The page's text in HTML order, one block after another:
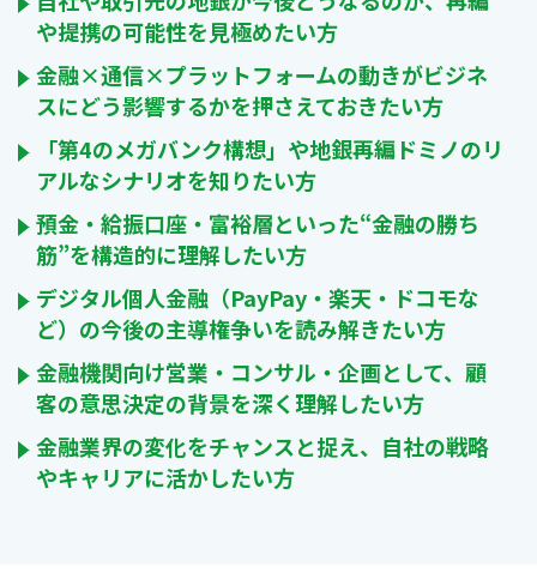
や提携の可能性を見極めたい方
金融×通信×プラットフォームの動きがビジネ
スにどう影響するかを押さえておきたい方
「第4のメガバンク構想」や地銀再編ドミノのリ
アルなシナリオを知りたい方
預金・給振口座・富裕層といった“金融の勝ち
筋”を構造的に理解したい方
デジタル個人金融（PayPay・楽天・ドコモな
ど）の今後の主導権争いを読み解きたい方
金融機関向け営業・コンサル・企画として、顧
客の意思決定の背景を深く理解したい方
金融業界の変化をチャンスと捉え、自社の戦略
やキャリアに活かしたい方